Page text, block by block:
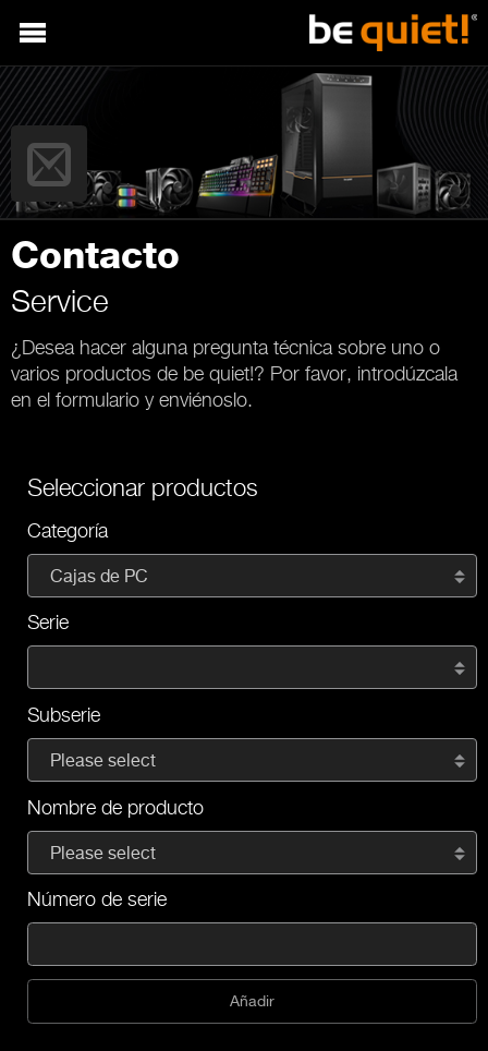
Contacto
Service
¿Desea hacer alguna pregunta técnica sobre uno o
varios productos de be quiet!? Por favor, introdúzcala
en el formulario y enviénoslo.
Seleccionar productos
Categoría
Cajas de PC
Serie
Subserie
Please select
Nombre de producto
Please select
Número de serie
Añadir